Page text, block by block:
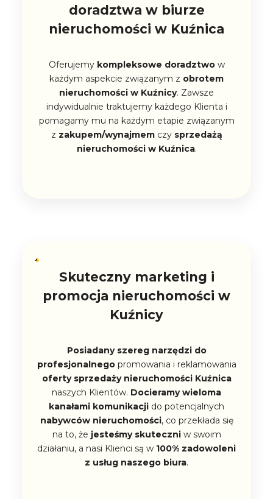
doradztwa w biurze
nieruchomości w Kuźnica
Oferujemy kompleksowe doradztwow
każdym aspekcie związanym z obrotem
nieruchomości w Kuźnicy. Zawsze
indywidualnie traktujemy każdego Klienta i
pomagamy mu na każdym etapie związanym
z zakupem/wynajmemczy sprzedażą
nieruchomości w Kuźnica.
Skuteczny marketing i
promocja nieruchomości w
Kuźnicy
Posiadany szereg narzędzi do
profesjonalnegopromowania i reklamowania
oferty sprzedaży nieruchomości Kuźnica
naszych Klientów. Docieramy wieloma
kanałami komunikacji do potencjalnych
nabywców nieruchomości, co przekłada się
na to, że jesteśmy skuteczniw swoim
działaniu, a nasi Klienci są w 100% zadowoleni
z usług naszego biura.